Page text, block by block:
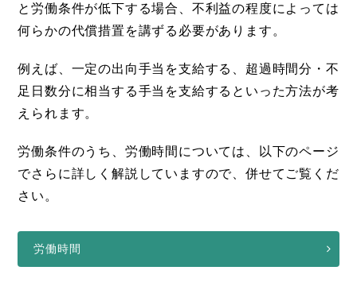
と労働条件が低下する場合、不利益の程度によっては
何らかの代償措置を講ずる必要があります。
例えば、一定の出向手当を支給する、超過時間分・不
足日数分に相当する手当を支給するといった方法が考
えられます。
労働条件のうち、労働時間については、以下のページ
でさらに詳しく解説していますので、併せてご覧くだ
さい。
労働時間